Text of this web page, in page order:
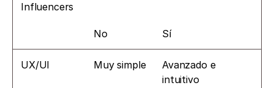
Influencers
No Sí
UX/UI Muy simple
Avanzado e
intuitivo